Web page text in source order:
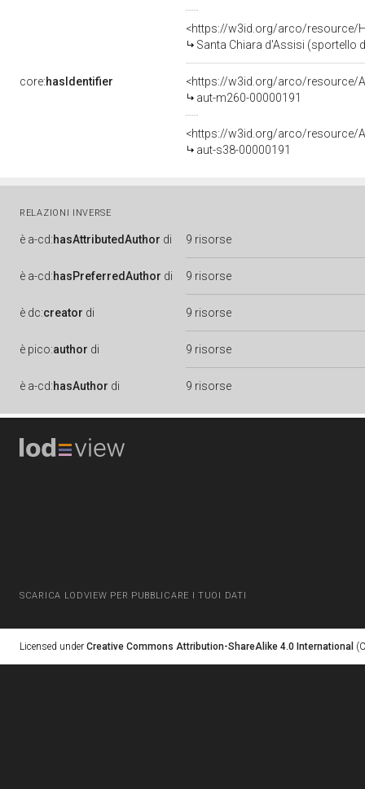
<https://w3id.org/arco/resource/
Santa Chiara d'Assisi (sportello di
core:hasIdentifier
<https://w3id.org/arco/resource/
aut-m260-00000191
<https://w3id.org/arco/resource/
aut-s38-00000191
RELAZIONI INVERSE
è a-cd:hasAttributedAuthor di 9 risorse
è a-cd:hasPreferredAuthor di 9 risorse
è dc:creator di 9 risorse
è pico:author di 9 risorse
è a-cd:hasAuthor di 9 risorse
SCARICA LODVIEW PER PUBBLICARE I TUOI DATI
Licensed under Creative Commons Attribution-ShareAlike 4.0 International